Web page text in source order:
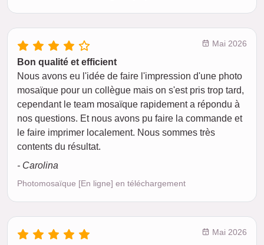
Mai 2026
Bon qualité et efficient
Nous avons eu l'idée de faire l'impression d'une photo
mosaïque pour un collègue mais on s'est pris trop tard,
cependant le team mosaïque rapidement a répondu à
nos questions. Et nous avons pu faire la commande et
le faire imprimer localement. Nous sommes très
contents du résultat.
- Carolina
Photomosaïque [En ligne] en téléchargement
Mai 2026